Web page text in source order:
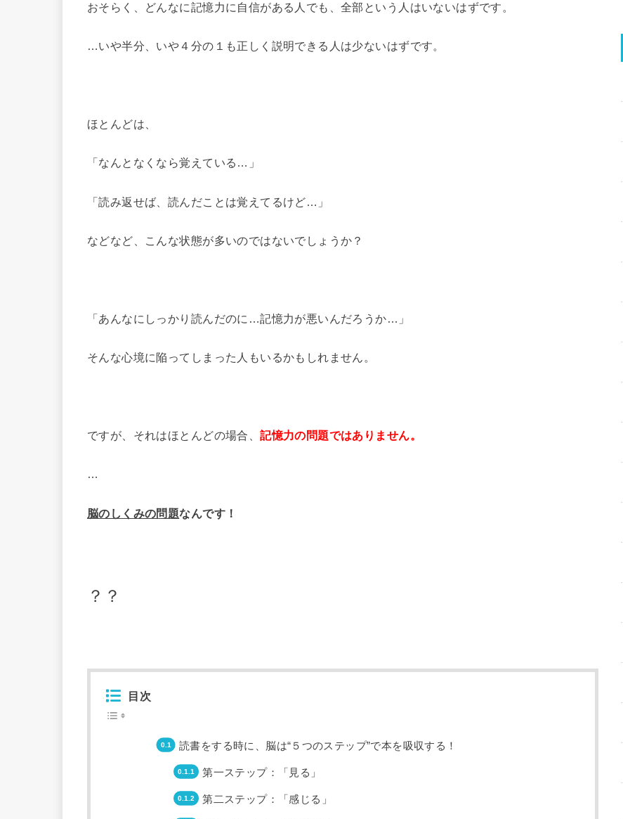
おそらく、どんなに記憶力に自信がある人でも、全部という人はいないはずです。
…いや半分、いや４分の１も正しく説明できる人は少ないはずです。
ほとんどは、
「なんとなくなら覚えている…」
「読み返せば、読んだことは覚えてるけど…」
などなど、こんな状態が多いのではないでしょうか？
「あんなにしっかり読んだのに…記憶力が悪いんだろうか…」
そんな心境に陥ってしまった人もいるかもしれません。
ですが、それはほとんどの場合、記憶力の問題ではありません。
…
脳のしくみの問題なんです！
？？
目次
読書をする時に、脳は“５つのステップ”で本を吸収する！
第一ステップ：「見る」
第二ステップ：「感じる」